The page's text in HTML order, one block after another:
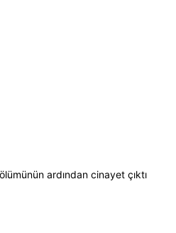
ardından cinayet çıktı